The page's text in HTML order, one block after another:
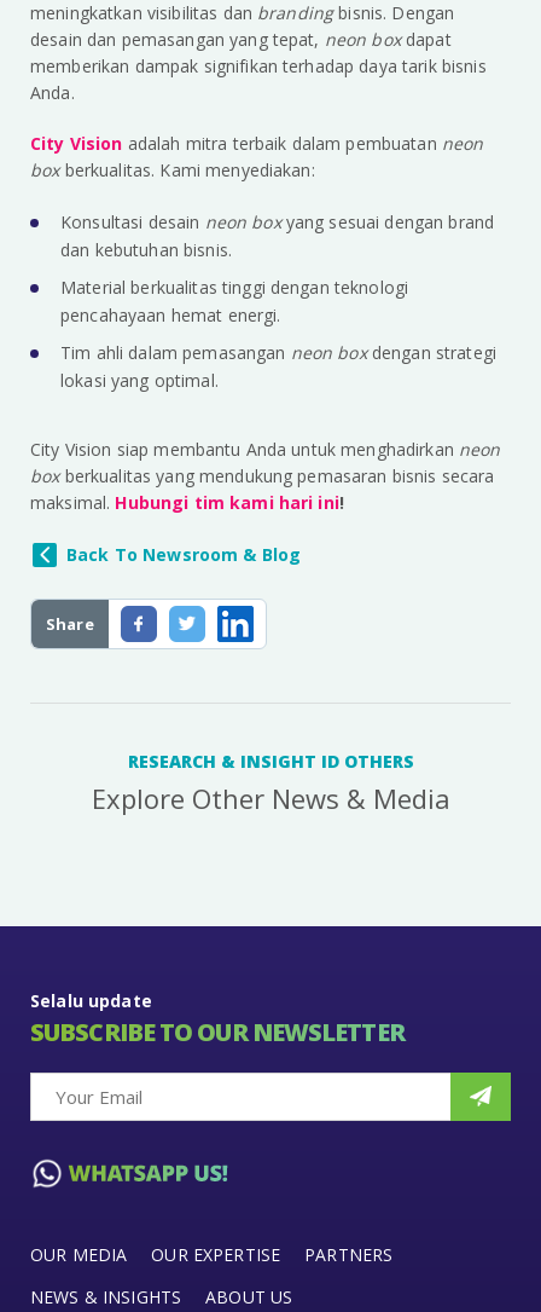
Share
meningkatkan visibilitas dan brandingbisnis. Dengan
desain dan pemasangan yang tepat, neon boxdapat
memberikan dampak signifikan terhadap daya tarik bisnis
Anda.
City Vision adalah mitra terbaik dalam pembuatan neon
boxberkualitas. Kami menyediakan:
Konsultasi desain neon boxyang sesuai dengan brand
dan kebutuhan bisnis.
Material berkualitas tinggi dengan teknologi
pencahayaan hemat energi.
Tim ahli dalam pemasangan neon boxdengan strategi
lokasi yang optimal.
City Vision siap membantu Anda untuk menghadirkan neon
boxberkualitas yang mendukung pemasaran bisnis secara
maksimal. Hubungi tim kami hari ini!
Back To Newsroom & Blog
RESEARCH & INSIGHT ID OTHERS
Explore Other News & Media
Selalu update
SUBSCRIBE TO OUR NEWSLETTER
OUR MEDIA OUR EXPERTISE
PARTNERS
NEWS & INSIGHTS
ABOUT US